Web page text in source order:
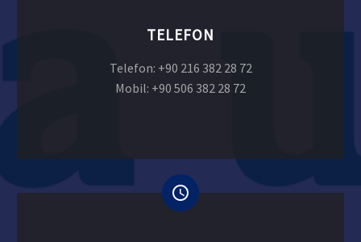
TELEFON
Telefon: +90 216 382 28 72
Mobil: +90 506 382 28 72